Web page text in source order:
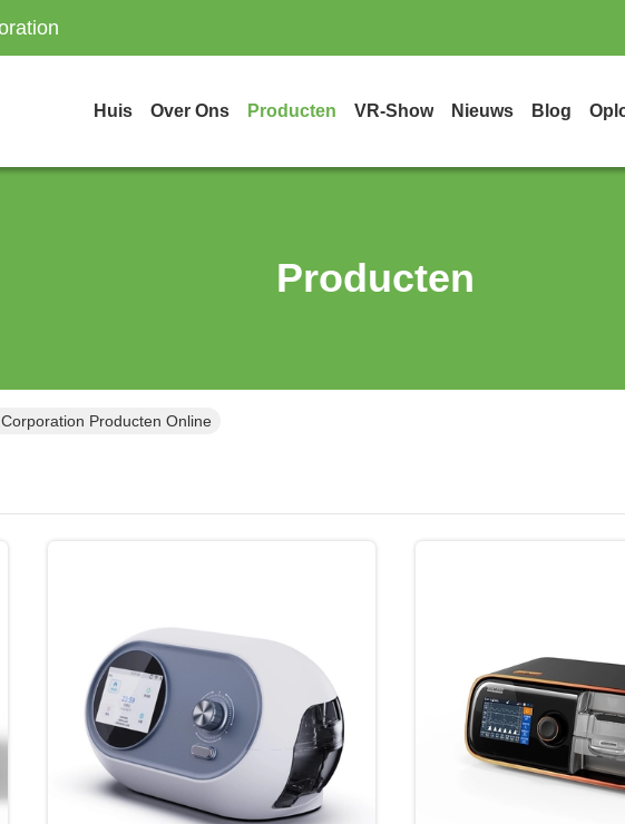
Huis Over Ons Producten VR-Show Nieuws Blog
Producten
Producten Online